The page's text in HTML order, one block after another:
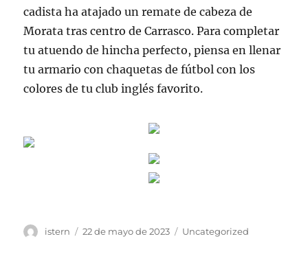
cadista ha atajado un remate de cabeza de
Morata tras centro de Carrasco. Para completar
tu atuendo de hincha perfecto, piensa en llenar
tu armario con chaquetas de fútbol con los
colores de tu club inglés favorito.
Autor
istern
Publicado
22 de mayo de 2023 Categorías
Uncategorized